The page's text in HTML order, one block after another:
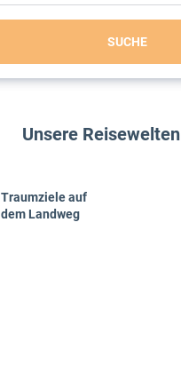
SUCHE
Unsere Reisewelten
Traumziele auf
dem Landweg